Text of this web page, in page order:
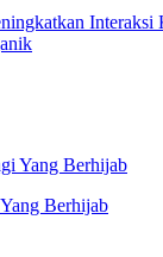
Berhijab